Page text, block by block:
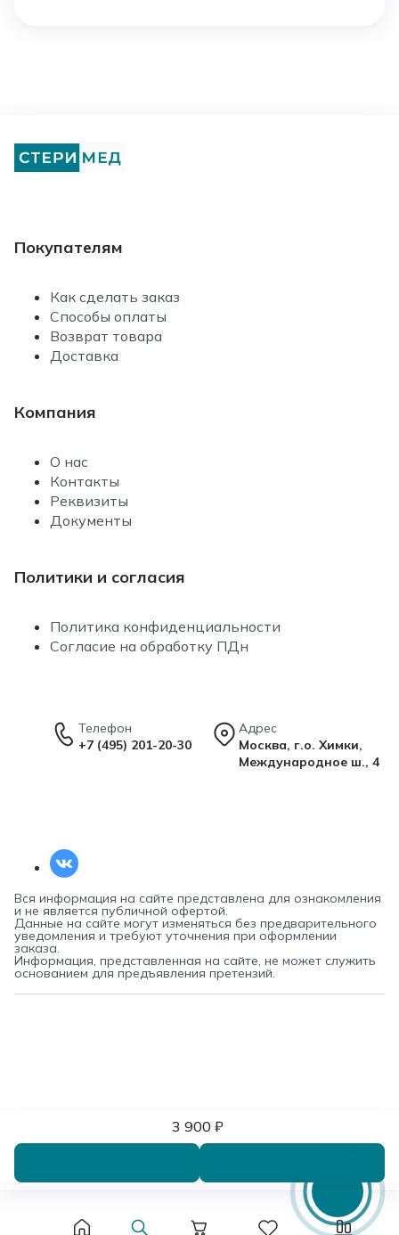
3 900 ₽
Покупателям
Как сделать заказ
Способы оплаты
Возврат товара
Доставка
Компания
О нас
Контакты
Реквизиты
Документы
Политики и согласия
Политика конфиденциальности
Согласие на обработку ПДн
Телефон
+7 (495) 201-20-30
Адрес
Москва, г.о. Химки,
Международное ш., 4
Вся информация на сайте представлена для ознакомления
и не является публичной офертой.
Данные на сайте могут изменяться без предварительного
уведомления и требуют уточнения при оформлении
заказа.
Информация, представленная на сайте, не может служить
основанием для предъявления претензий.